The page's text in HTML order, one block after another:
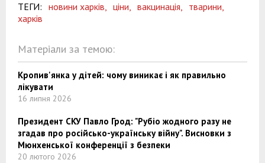
ТЕГИ: новини харків, ціни, вакцинація, тварини,
харків
Матеріали за темою:
Кропив'янка у дітей: чому виникає і як правильно
лікувати
16 липня 2026
Президент СКУ Павло Грод: "Рубіо жодного разу не
згадав про російсько-українську війну". Висновки з
Мюнхенської конференції з безпеки
20 лютого 2026